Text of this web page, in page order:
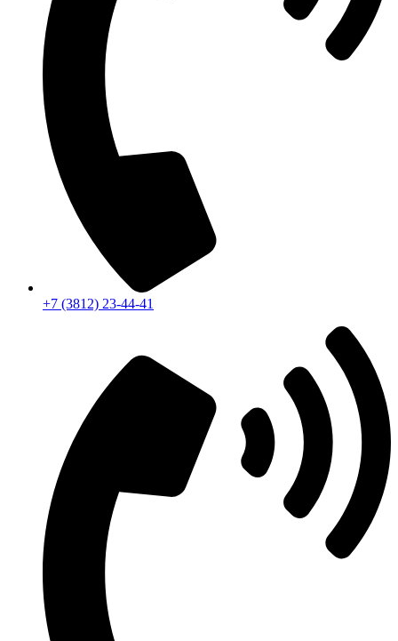
+7 (3812) 23-44-41